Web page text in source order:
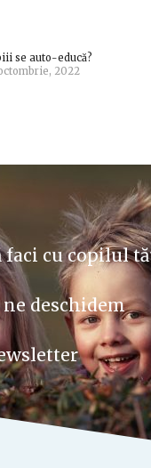
se auto-educă?
2022
faci cu copilul
ne deschidem